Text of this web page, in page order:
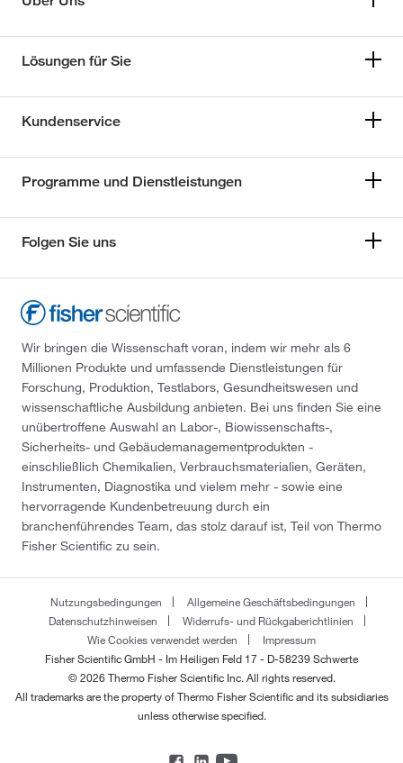
Lösungen für Sie
Kundenservice
Programme und Dienstleistungen
Folgen Sie uns
Wir bringen die Wissenschaft voran, indem wir mehr als 6
Millionen Produkte und umfassende Dienstleistungen für
Forschung, Produktion, Testlabors, Gesundheitswesen und
wissenschaftliche Ausbildung anbieten. Bei uns finden Sie eine
unübertroffene Auswahl an Labor-, Biowissenschafts-,
Sicherheits- und Gebäudemanagementprodukten -
einschließlich Chemikalien, Verbrauchsmaterialien, Geräten,
Instrumenten, Diagnostika und vielem mehr - sowie eine
hervorragende Kundenbetreuung durch ein
branchenführendes Team, das stolz darauf ist, Teil von Thermo
Fisher Scientific zu sein.
Nutzungsbedingungen
Allgemeine Geschäftsbedingungen
Datenschutzhinweisen
Widerrufs- und Rückgaberichtlinien
Wie Cookies verwendet werden
Impressum
Fisher Scientific GmbH - Im Heiligen Feld 17 - D-58239 Schwerte
© 2026 Thermo Fisher Scientific Inc. All rights reserved.
All trademarks are the property of Thermo Fisher Scientific and its subsidiaries
unless otherwise specified.